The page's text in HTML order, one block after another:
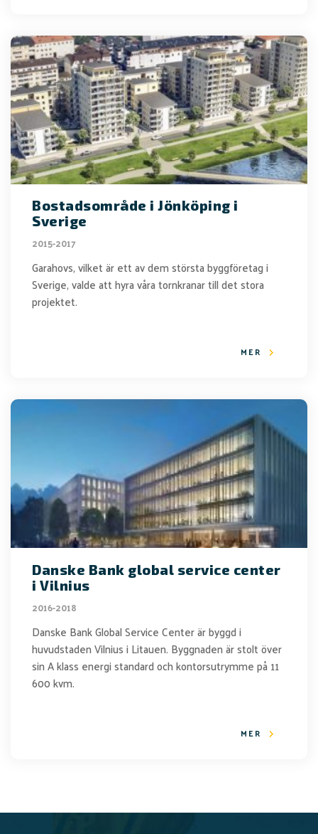
Bostadsområde i Jönköping i
Sverige
2015-2017
Garahovs, vilket är ett av dem största byggföretag i
Sverige, valde att hyra våra tornkranar till det stora
projektet.
MER
Danske Bank global service center
i Vilnius
2016-2018
Danske Bank Global Service Center är byggd i
huvudstaden Vilnius i Litauen. Byggnaden är stolt över
sin A klass energi standard och kontorsutrymme på 11
600 kvm.
MER